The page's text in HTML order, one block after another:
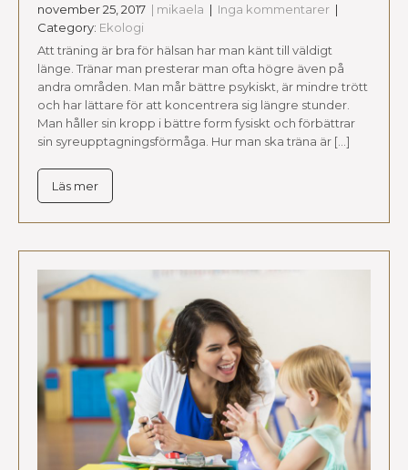
november 25, 2017 | mikaela | Inga kommentarer |
Category: Ekologi
Att träning är bra för hälsan har man känt till väldigt
länge. Tränar man presterar man ofta högre även på
andra områden. Man mår bättre psykiskt, är mindre trött
och har lättare för att koncentrera sig längre stunder.
Man håller sin kropp i bättre form fysiskt och förbättrar
sin syreupptagningsförmåga. Hur man ska träna är […]
Läs mer